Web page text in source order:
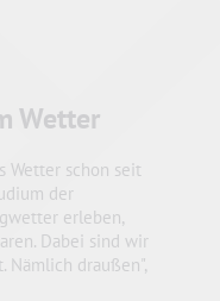
Wetter
Wetter schon seit
der
erleben,
Dabei sind wir
Nämlich draußen",